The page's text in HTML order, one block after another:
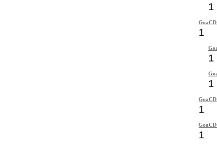
1
1
1
1
1
1